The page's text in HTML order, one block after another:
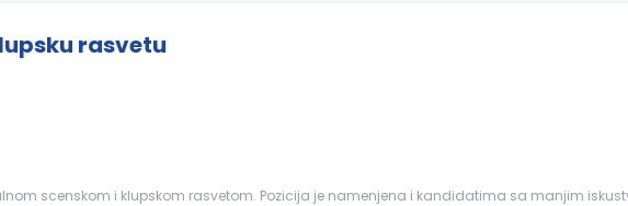
rasvetu
scenskom i klupskom rasvetom. Pozicija je namenjena i kandidatima sa manjim